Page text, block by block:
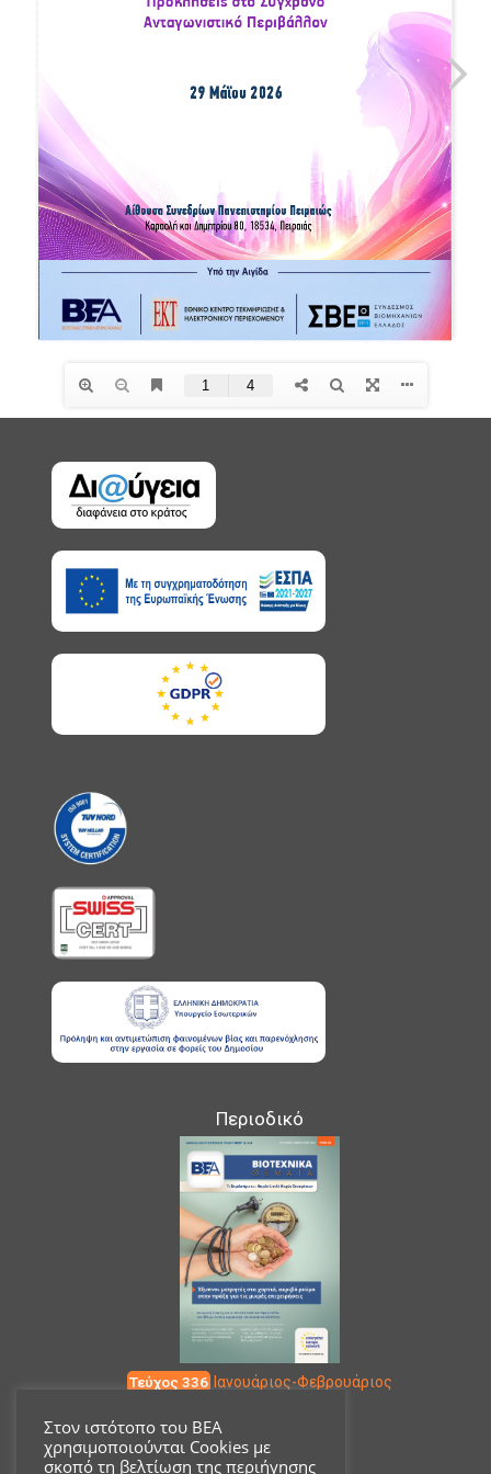
Περιοδικό
Τεύχος 336 Ιανουάριος-Φεβρουάριος
Επικοινωνία
Στον ιστότοπο του ΒΕΑ
χρησιμοποιούνται Cookies με
σκοπό τη βελτίωση της περιήγησης